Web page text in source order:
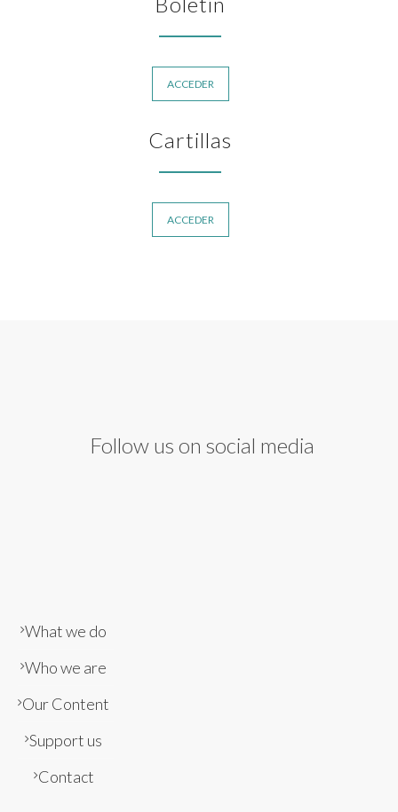
ACCEDER
Cartillas
ACCEDER
Follow us on social media
What we do
Who we are
Our Content
Support us
Contact